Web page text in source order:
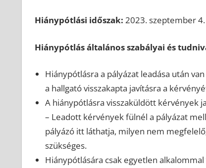
Hiánypótlási időszak: 2023. szeptember
Hiánypótlás általános szabályai és
Hiánypótlásra a pályázat leadása után
a hallgató visszakapta javításra a
A hiánypótlásra visszaküldött kérvények
– Leadott kérvények fülnél a pályázat
pályázó itt láthatja, milyen nem
szükséges.
Hiánypótlására csak egyetlen